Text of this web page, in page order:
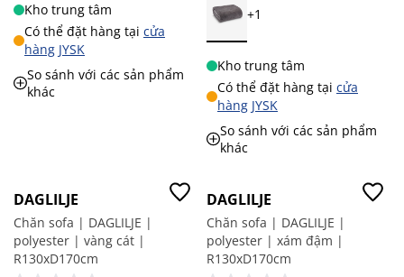
Kho trung tâm
Có thể đặt hàng tại cửa
hàng JYSK
So sánh với các sản phẩm
khác
+1
Kho trung tâm
Có thể đặt hàng tại cửa
hàng JYSK
So sánh với các sản phẩm
khác
DAGLILJE
Chăn sofa | DAGLILJE |
polyester | vàng cát |
R130xD170cm
DAGLILJE
Chăn sofa | DAGLILJE |
polyester | xám đậm |
R130xD170cm